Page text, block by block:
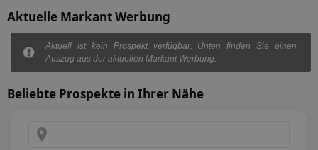
Aktuelle Markant Werbung
Aktuell ist kein Prospekt verfügbar. Unten finden Sie einen
Auszug aus der aktuellen Markant Werbung.
Beliebte Prospekte in Ihrer Nähe